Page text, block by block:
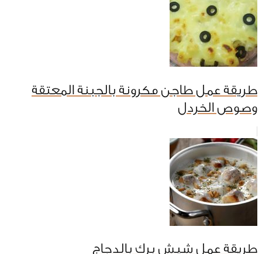
طريقة عمل طاجن مكرونة بالجبنة المعتقة
وصوص الخردل
طريقة عمل شيش برك بالدجاج